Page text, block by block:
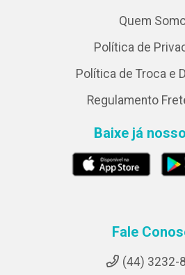
Quem
Política de
Política de Troca e
Regulamento
Baixe já
Fale
(44) 3232-